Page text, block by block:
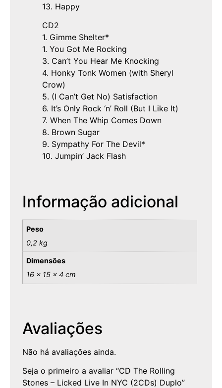
13. Happy
CD2
1. Gimme Shelter*
1. You Got Me Rocking
3. Can’t You Hear Me Knocking
4. Honky Tonk Women (with Sheryl
Crow)
5. (I Can’t Get No) Satisfaction
6. It’s Only Rock ‘n’ Roll (But I Like It)
7. When The Whip Comes Down
8. Brown Sugar
9. Sympathy For The Devil*
10. Jumpin’ Jack Flash
Informação adicional
Peso
0,2 kg
Dimensões
16 × 15 × 4 cm
Avaliações
Não há avaliações ainda.
Seja o primeiro a avaliar “CD The Rolling
Stones – Licked Live In NYC (2CDs) Duplo”